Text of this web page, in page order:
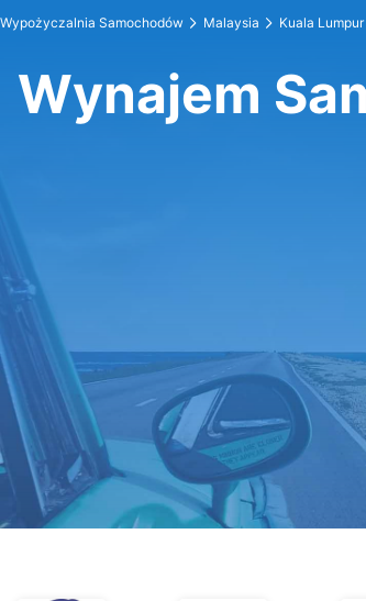
Wypożyczalnia Samochodów Malaysia Kuala Lumpur
Wynajem